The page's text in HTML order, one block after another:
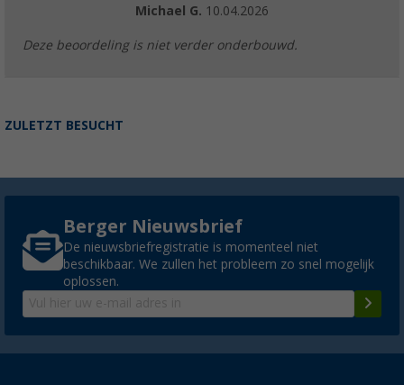
Michael G. 10.04.2026
Deze beoordeling is niet verder onderbouwd.
ZULETZT BESUCHT
Berger Nieuwsbrief
De nieuwsbriefregistratie is momenteel niet
beschikbaar. We zullen het probleem zo snel mogelijk
oplossen.